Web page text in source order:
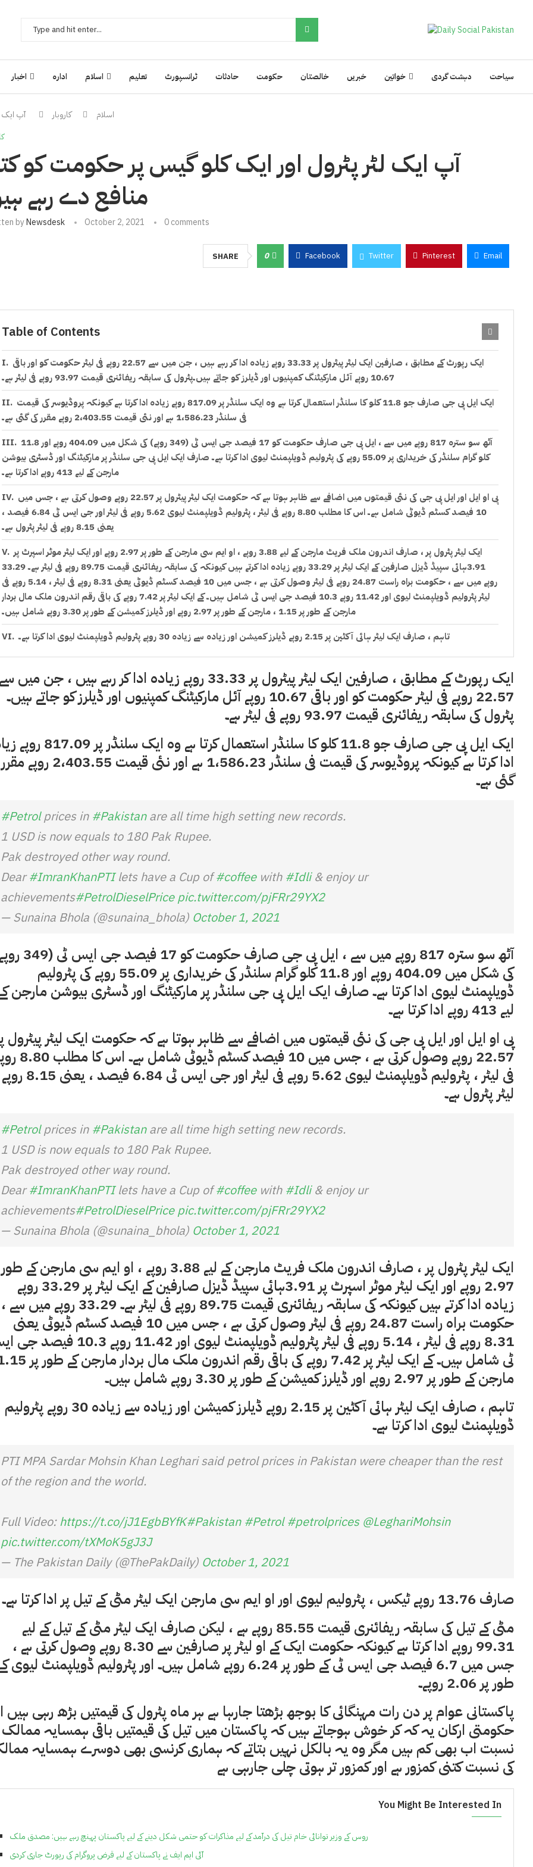
اخبار ادارہ اسلام تعلیم ٹرانسپورٹ حادثات حکومت خالصتان خبریں خواتین دہشت گردی سیاحت
اسلام کاروبار آپ ایک
آپ ایک لٹر پٹرول اور ایک کلو گیس پر حکومت کو
منافع دے رہے
byNewsdesk October 2, 2021 0 comments
SHARE 0 Facebook Twitter Pinterest Email
Table of Contents
ایک رپورٹ کے مطابق ، صارفین ایک لیٹر پیٹرول پر 33.33 روپے زیادہ ادا کر رہے ہیں ، جن میں سے 22.57 روپے فی لیٹر حکومت کو اور باقی
10.67 روپے آئل مارکیٹنگ کمپنیوں اور ڈیلرز کو جاتے ہیں۔پٹرول کی سابقہ ​​ریفائنری قیمت 93.97 روپے فی لیٹر ہے۔
ایک ایل پی جی صارف جو 11.8 کلو کا سلنڈر استعمال کرتا ہے وہ ایک سلنڈر پر 817.09 روپے زیادہ ادا کرتا ہے کیونکہ پروڈیوسر کی قیمت
فی سلنڈر 1،586.23 ہے اور نئی قیمت 2،403.55 روپے مقرر کی گئی ہے۔
آٹھ سو سترہ 817 روپے میں سے ، ایل پی جی صارف حکومت کو 17 فیصد جی ایس ٹی (349 روپے) کی شکل میں 404.09 روپے اور 11.8
کلو گرام سلنڈر کی خریداری پر 55.09 روپے کی پٹرولیم ڈویلپمنٹ لیوی ادا کرتا ہے۔ صارف ایک ایل پی جی سلنڈر پر مارکیٹنگ اور ڈسٹری بیوشن
مارجن کے لیے 413 روپے ادا کرتا ہے۔
پی او ایل اور ایل پی جی کی نئی قیمتوں میں اضافے سے ظاہر ہوتا ہے کہ حکومت ایک لیٹر پیٹرول پر 22.57 روپے وصول کرتی ہے ، جس میں
10 فیصد کسٹم ڈیوٹی شامل ہے۔ اس کا مطلب 8.80 روپے فی لیٹر ، پٹرولیم ڈویلپمنٹ لیوی 5.62 روپے فی لیٹر اور جی ایس ٹی 6.84 فیصد ،
یعنی 8.15 روپے فی لیٹر پٹرول ہے۔
ایک لیٹر پٹرول پر ، صارف اندرون ملک فریٹ مارجن کے لیے 3.88 روپے ، او ایم سی مارجن کے طور پر 2.97 روپے اور ایک لیٹر موٹر اسپرٹ پر
3.91ہائی سپیڈ ڈیزل صارفین کے ایک لیٹر پر 33.29 روپے زیادہ ادا کرتے ہیں کیونکہ کی سابقہ ​​ریفائنری قیمت 89.75 روپے فی لیٹر ہے۔ 33.29
روپے میں سے ، حکومت براہ راست 24.87 روپے فی لیٹر وصول کرتی ہے ، جس میں 10 فیصد کسٹم ڈیوٹی یعنی 8.31 روپے فی لیٹر ، 5.14 روپے فی
لیٹر پٹرولیم ڈویلپمنٹ لیوی اور 11.42 روپے 10.3 فیصد جی ایس ٹی شامل ہیں۔ کے ایک لیٹر پر 7.42 روپے کی باقی رقم اندرون ملک مال بردار
مارجن کے طور پر 1.15 ، مارجن کے طور پر 2.97 روپے اور ڈیلرز کمیشن کے طور پر 3.30 روپے شامل ہیں۔
تاہم ، صارف ایک لیٹر ہائی آکٹین ​​پر 2.15 روپے ڈیلرز کمیشن اور زیادہ سے زیادہ 30 روپے پٹرولیم ڈویلپمنٹ لیوی ادا کرتا ہے۔
صارف 13.76 روپے ٹیکس ، پٹرولیم لیوی اور او ایم سی مارجن ایک لیٹر مٹی کے تیل پر ادا کرتا ہے۔
مٹی کے تیل کی سابقہ ​​ریفائنری قیمت 85.55 روپے ہے ، لیکن صارف ایک لیٹر مٹی کے تیل کے لیے 99.31 روپے ادا کرتا ہے کیونکہ حکومت
ایک کے او لیٹر پر صارفین سے 8.30 روپے وصول کرتی ہے ، جس میں 6.7 فیصد جی ایس ٹی کے طور پر 6.24 روپے شامل ہیں۔ اور پٹرولیم
پاکستانی عوام پر دن رات مہنگائی کا بوجھ بڑھتا جارہا ہے ہر ماہ پٹرول کی قیمتیں بڑھ رہی ہیں اور حکومتی ارکان یہ کہ کر خوش
ہوجاتے ہیں کہ پاکستان میں تیل کی قیمتیں باقی ہمسایہ ممالک کی نسبت اب بھی کم ہیں مگر وہ یہ بالکل نہیں بتاتے کہ ہماری کرنسی
بھی دوسرے ہمسایہ ممالک کی نسبت کتنی کمزور ہے اور کمزور تر ہوتی چلی جارہی ہے
ایک رپورٹ کے مطابق ، صارفین ایک لیٹر پیٹرول پر 33.33 روپے زیادہ ادا کر رہے ہیں ، جن میں سے
22.57 روپے فی لیٹر حکومت کو اور باقی 10.67 روپے آئل مارکیٹنگ کمپنیوں اور ڈیلرز کو جاتے ہیں۔
پٹرول کی سابقہ ​​ریفائنری قیمت 93.97 روپے فی لیٹر ہے۔
ایک ایل پی جی صارف جو 11.8 کلو کا سلنڈر استعمال کرتا ہے وہ
ادا کرتا ہے کیونکہ پروڈیوسر کی قیمت فی سلنڈر 1،586.23 ہے اور نئی
گئی ہے۔
#Petrolprices in #Pakistanare all time high setting new records.
1 USD is now equals to 180 Pak Rupee.
Pak destroyed other way round.
Dear#ImranKhanPTIlets have a Cup of#coffeewith #Idli& enjoy ur
achievements#PetrolDieselPrice pic.twitter.com/pjFRr29YX2
— Sunaina Bhola (@sunaina_bhola) October 1, 2021
آٹھ سو سترہ 817 روپے میں سے ، ایل پی جی صارف حکومت
کی شکل میں 404.09 روپے اور 11.8 کلو گرام سلنڈر کی خریداری پر 55.09 روپے کی پٹرولیم
ڈویلپمنٹ لیوی ادا کرتا ہے۔ صارف ایک ایل پی جی سلنڈر پر مارکیٹنگ اور ڈسٹری بیوشن مارجن
لیے 413 روپے ادا کرتا ہے۔
پی او ایل اور ایل پی جی کی نئی قیمتوں میں اضافے سے ظاہر ہوتا ہے کہ حکومت ایک لیٹر پیٹرول
22.57 روپے وصول کرتی ہے ، جس میں 10 فیصد کسٹم
فی لیٹر ، پٹرولیم ڈویلپمنٹ لیوی 5.62 روپے فی
لیٹر پٹرول ہے۔
#Petrolprices in #Pakistanare all time high setting new records.
1 USD is now equals to 180 Pak Rupee.
Pak destroyed other way round.
Dear#ImranKhanPTIlets have a Cup of#coffeewith #Idli& enjoy ur
achievements#PetrolDieselPrice pic.twitter.com/pjFRr29YX2
— Sunaina Bhola (@sunaina_bhola) October 1, 2021
ایک لیٹر پٹرول پر ، صارف اندرون ملک فریٹ مارجن کے لیے 3.88 روپے ، او ایم سی مارجن
2.97 روپے اور ایک لیٹر موٹر اسپرٹ پر 3.91ہائی سپیڈ ڈیزل صارفین کے ایک لیٹر پر 33.29 روپے
زیادہ ادا کرتے ہیں کیونکہ کی سابقہ ​​ریفائنری قیمت 89.75 روپے فی لیٹر ہے۔ 33.29 روپے میں سے ،
حکومت براہ راست 24.87 روپے فی لیٹر وصول کرتی ہے ، جس میں 10 فیصد کسٹم ڈیوٹی یعنی
8.31 روپے فی لیٹر ، 5.14 روپے فی لیٹر پٹرولیم ڈویلپمنٹ لیوی اور 11.42
مارجن کے طور پر 2.97 روپے اور ڈیلرز کمیشن کے طور پر 3.30 روپے شامل ہیں۔
تاہم ، صارف ایک لیٹر ہائی آکٹین ​​پر 2.15 روپے ڈیلرز کمیشن اور زیادہ سے زیادہ 30 روپے پٹرولیم
ڈویلپمنٹ لیوی ادا کرتا ہے۔
PTI MPA Sardar Mohsin Khan Leghari said petrol prices in Pakistan were cheaper than the rest
of the region and the world.
Full Video:https://t.co/jJ1EgbBYfK#Pakistan #Petrol #petrolprices @LeghariMohsin
pic.twitter.com/tXMoK5gJ3J
— The Pakistan Daily (@ThePakDaily) October 1, 2021
صارف 13.76 روپے ٹیکس ، پٹرولیم لیوی اور او ایم سی مارجن ایک لیٹر مٹی کے تیل پر ادا کرتا ہے۔
مٹی کے تیل کی سابقہ ​​ریفائنری قیمت 85.55 روپے ہے ، لیکن صارف ایک لیٹر مٹی کے تیل کے لیے
99.31 روپے ادا کرتا ہے کیونکہ حکومت ایک کے او لیٹر پر صارفین سے 8.30 روپے وصول کرتی ہے ،
جس میں 6.7 فیصد جی ایس ٹی کے طور پر 6.24 روپے شامل ہیں۔ اور پٹرولیم ڈویلپمنٹ لیوی
طور پر 2.06 روپے۔
پاکستانی عوام پر دن رات مہنگائی کا بوجھ بڑھتا جارہا ہے ہر ماہ پٹرول کی قیمتیں بڑھ رہی ہیں
حکومتی ارکان یہ کہ کر خوش ہوجاتے ہیں کہ پاکستان میں تیل کی قیمتیں باقی ہمسایہ ممالک
نسبت اب بھی کم ہیں مگر وہ یہ بالکل نہیں بتاتے کہ ہماری کرنسی بھی دوسرے ہمسایہ
کی نسبت کتنی کمزور ہے اور کمزور تر ہوتی چلی جارہی ہے
You Might Be Interested In
روس کے وزیر توانائی خام تیل کی درآمد کے لیے مذاکرات کو حتمی شکل دینے کے لیے پاکستان پہنچ رہے ہیں: مصدق ملک
آئی ایم ایف نے پاکستان کے لیے قرض پروگرام کی رپورٹ جاری کردی